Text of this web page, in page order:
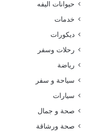
حيوانات اليفه
خدمات
ديكورات
رحلات وسفر
رياضة
سياحة و سفر
سيارات
صحة و جمال
صحة ورشاقة